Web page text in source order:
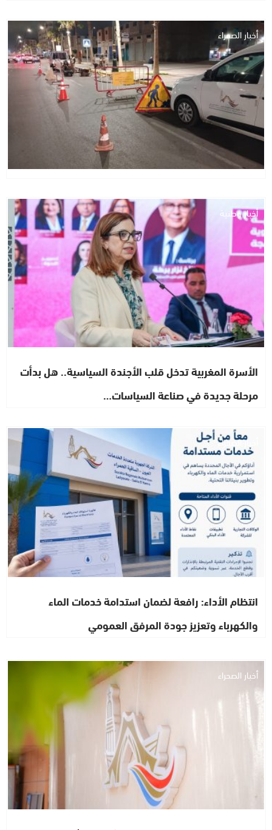
أخبار الصحراء
أخبار وطنية
الأسرة المغربية تدخل قلب الأجندة السياسية.. هل بدأت
مرحلة جديدة في صناعة السياسات…
أخبار الصحراء
انتظام الأداء: رافعة لضمان استدامة خدمات الماء
والكهرباء وتعزيز جودة المرفق العمومي
أخبار الصحراء